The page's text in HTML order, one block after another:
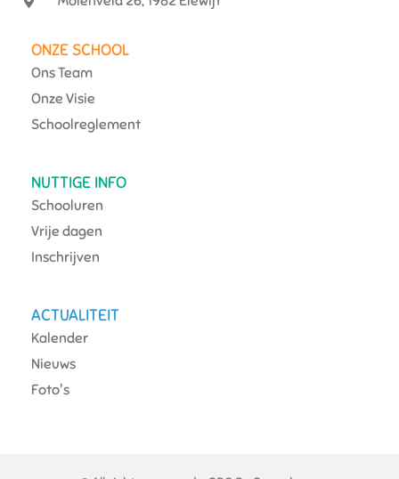
ONZE SCHOOL
Ons Team
Onze Visie
Schoolreglement
NUTTIGE INFO
Schooluren
Vrije dagen
Inschrijven
ACTUALITEIT
Kalender
Nieuws
Foto's